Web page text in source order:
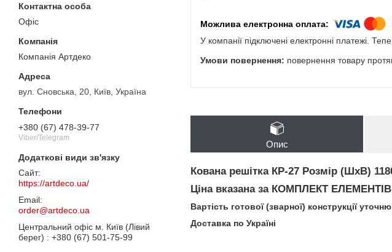
Офіс
Компанія Артдеко
вул. Сновська, 20, Київ, Україна
+380 (67) 478-39-77
Viber/Telegram
https://artdeco.ua/
order@artdeco.ua
Центральний офіс м. Київ (Лівий
берег)
+380 (67) 501-75-99
У компанії підключені електронні платежі.
повернення товару
Опис
Кована решітка КР-27 Розмір (ШхВ)
Ціна вказана за КОМПЛЕКТ ЕЛЕМЕНТІВ
Вартість готової (зварної) конструкції
Доставка по Україні